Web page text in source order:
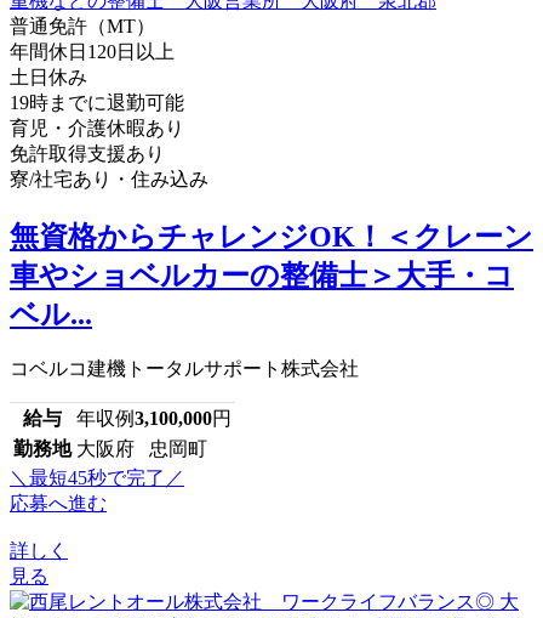
普通免許（MT）
年間休日120日以上
土日休み
19時までに退勤可能
育児・介護休暇あり
免許取得支援あり
寮/社宅あり・住み込み
無資格からチャレンジOK！＜クレーン
車やショベルカーの整備士＞大手・コ
ベル...
コベルコ建機トータルサポート株式会社
給与 年収例3,100,000円
勤務地 大阪府 忠岡町
＼最短45秒で完了／
応募へ進む
詳しく
見る